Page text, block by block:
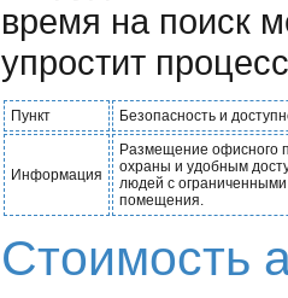
время на поиск
упростит
Пункт Безопасность и
Информация
Размещение офисного
охраны и удобным
людей с
помещения.
Стоимость